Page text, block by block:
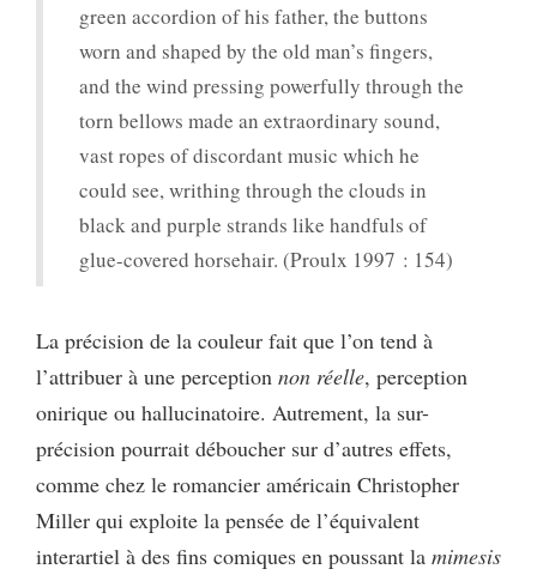
green accordion of his father, the buttons
worn and shaped by the old man’s fingers,
and the wind pressing powerfully through the
torn bellows made an extraordinary sound,
vast ropes of discordant music which he
could see, writhing through the clouds in
black and purple strands like handfuls of
glue-covered horsehair. (Proulx 1997 : 154)
La précision de la couleur fait que l’on tend à
l’attribuer à une perception non réelle, perception
onirique ou hallucinatoire. Autrement, la sur-
précision pourrait déboucher sur d’autres effets,
comme chez le romancier américain Christopher
Miller qui exploite la pensée de l’équivalent
interartiel à des fins comiques en poussant la mimesis